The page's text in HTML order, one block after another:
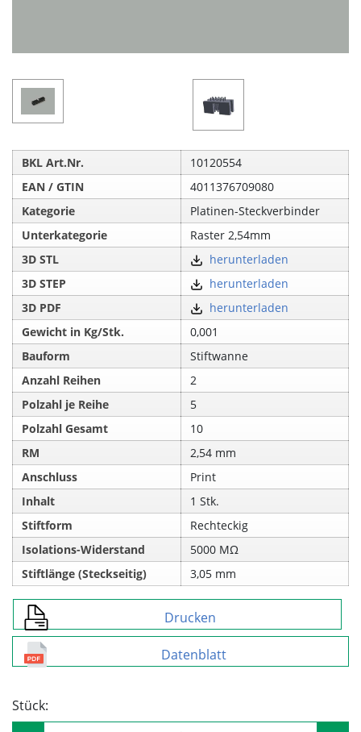
BKL Art.Nr.
10120554
EAN / GTIN
4011376709080
Kategorie
Platinen-Steckverbinder
Unterkategorie
Raster 2,54mm
3D STL
herunterladen
3D STEP
herunterladen
3D PDF
herunterladen
Gewicht in Kg/Stk.
0,001
Bauform
Stiftwanne
Anzahl Reihen
2
Polzahl je Reihe
5
Polzahl Gesamt
10
RM
2,54 mm
Anschluss
Print
Inhalt
1 Stk.
Stiftform
Rechteckig
Isolations-Widerstand
5000 MΩ
Stiftlänge (Steckseitig)
3,05 mm
Drucken
Datenblatt
Stück: